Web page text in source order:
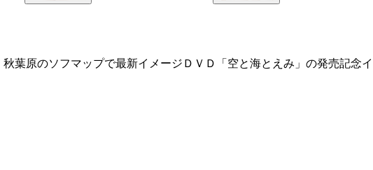
葉原のソフマップで最新イメージＤＶＤ「空と海とえみ」の発売記念イ